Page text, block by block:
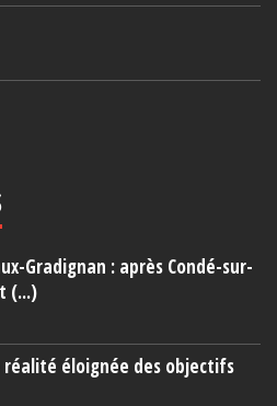
Gradignan : après Condé-sur-
(...)
réalité éloignée des objectifs